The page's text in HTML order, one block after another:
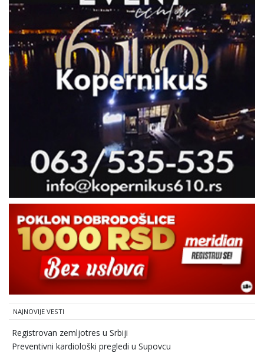
NAJNOVIJE VESTI
Registrovan zemljotres u Srbiji
Preventivni kardiološki pregledi u Supovcu